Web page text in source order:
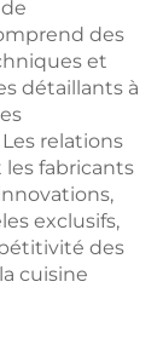
des
et
détaillants à
relations
fabricants
exclusifs,
des
cuisine